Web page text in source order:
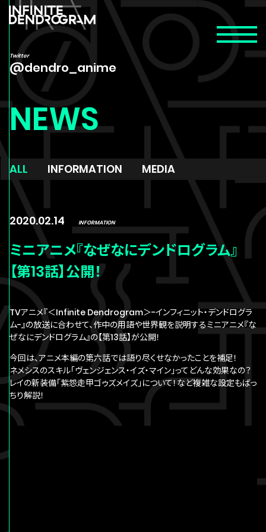
Twitter
@dendro_anime
NEWS
ALL INFORMATION MEDIA
2020.02.14 INFORMATION
ミニアニメ『なぜなにデンドログラム』
【第13話】公開！
TVアニメ『＜Infinite Dendrogram＞-インフィニット・デンドログラ
ム-』の放送に合わせて、作中の用語や世界観を説明するミニアニメ『な
ぜなにデンドログラム』の【第13話】が公開！
今回は、アニメ本編の第六話では語り尽くせなかったことを補足！
ネメシスのスキル「ヴェンジェンス・イズ・マイン」ってどんな効果なの？
レイの新装備「紫怨走甲ゴゥズメイズ」について！など複雑な設定もばっ
ちり解説！
Twitter
@dendro_anime
NEWS
ON AIR
STORY
CHARACTER
STAFF/CAST
PRODUCT
MOVIE
SPECIAL
©海道左近・ホビージャパン／
インフィニット・デンドログラム製作委員会